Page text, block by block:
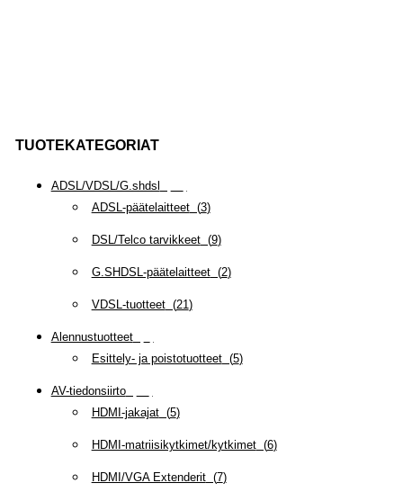
TUOTEKATEGORIAT
ADSL/VDSL/G.shdsl
ADSL-päätelaitteet(3)
DSL/Telco tarvikkeet(9)
G.SHDSL-päätelaitteet(2)
VDSL-tuotteet(21 )
Alennustuotteet(
Esittely- ja poistotuotteet(5)
AV-tiedonsiirto(
HDMI-jakajat(5)
HDMI-matriisikytkimet/kytkimet(6)
HDMI/VGA Extenderit(7)